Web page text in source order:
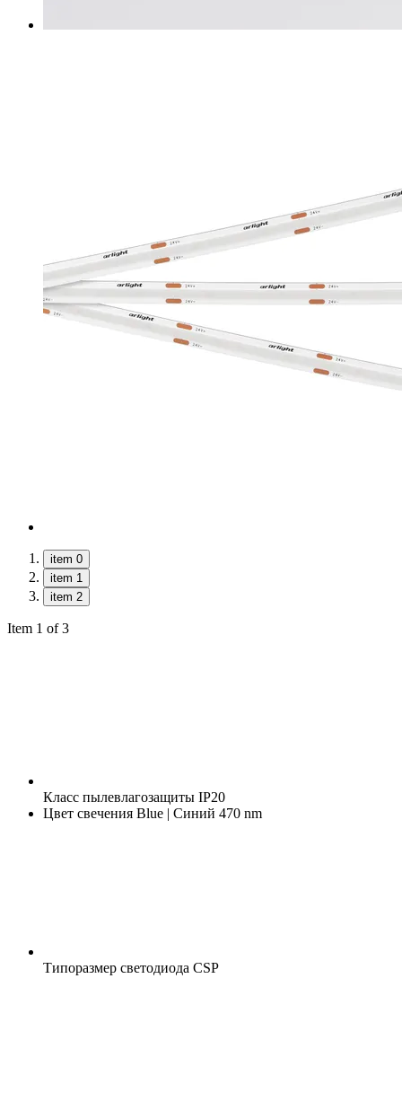
item 0
item 1
item 2
Item 1 of 3
Класс пылевлагозащиты IP20
Цвет свечения Blue | Синий 470 nm
Типоразмер светодиода CSP